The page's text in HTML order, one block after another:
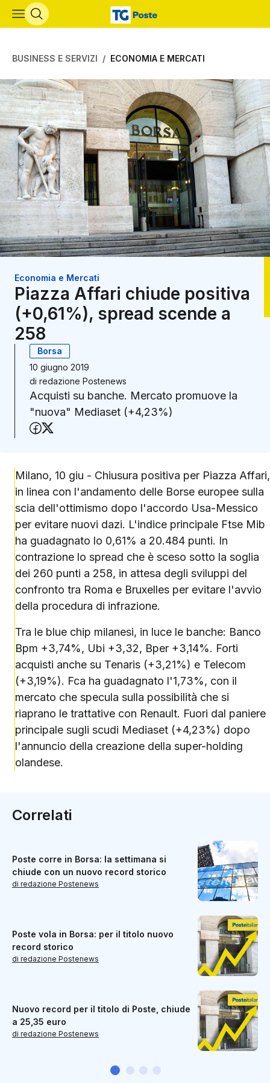
Vai al contenuto principale
BUSINESS E SERVIZI ECONOMIA E MERCATI
Economia e Mercati
Piazza Affari chiude positiva
(+0,61%), spread scende a
258
Borsa
10 giugno 2019
di redazione Postenews
Acquisti su banche. Mercato promuove la
"nuova" Mediaset (+4,23%)
Condividi su Facebook
Milano, 10 giu - Chiusura positiva per Piazza Affari,
in linea con l'andamento delle Borse europee sulla
scia dell'ottimismo dopo l'accordo Usa-Messico
per evitare nuovi dazi. L'indice principale Ftse Mib
ha guadagnato lo 0,61% a 20.484 punti. In
contrazione lo spread che è sceso sotto la soglia
dei 260 punti a 258, in attesa degli sviluppi del
confronto tra Roma e Bruxelles per evitare l'avvio
della procedura di infrazione.
Tra le blue chip milanesi, in luce le banche: Banco
Bpm +3,74%, Ubi +3,32, Bper +3,14%. Forti
acquisti anche su Tenaris (+3,21%) e Telecom
(+3,19%). Fca ha guadagnato l'1,73%, con il
mercato che specula sulla possibilità che si
riaprano le trattative con Renault. Fuori dal paniere
principale sugli scudi Mediaset (+4,23%) dopo
l'annuncio della creazione della super-holding
olandese.
Correlati
Poste corre in Borsa: la settimana si
chiude con un nuovo record storico
di redazione Postenews
Poste vola in Borsa: per il titolo nuovo
record storico
di redazione Postenews
Nuovo record per il titolo di Poste, chiude
a 25,35 euro
di redazione Postenews